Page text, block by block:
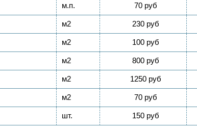
м.п. 70 руб
м2 230 руб
м2 100 руб
м2 800 руб
м2 1250 руб
м2 70 руб
шт. 150 руб